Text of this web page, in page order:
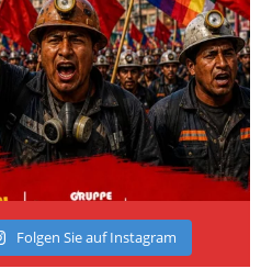
Folgen Sie auf Instagram